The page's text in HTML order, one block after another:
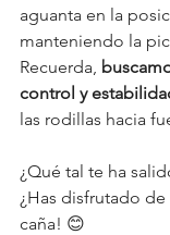
aguanta en la
manteniendo la
Recuerda,
control y
las rodillas hacia
¿Qué tal te ha
¿Has disfrutado de
caña! 😊